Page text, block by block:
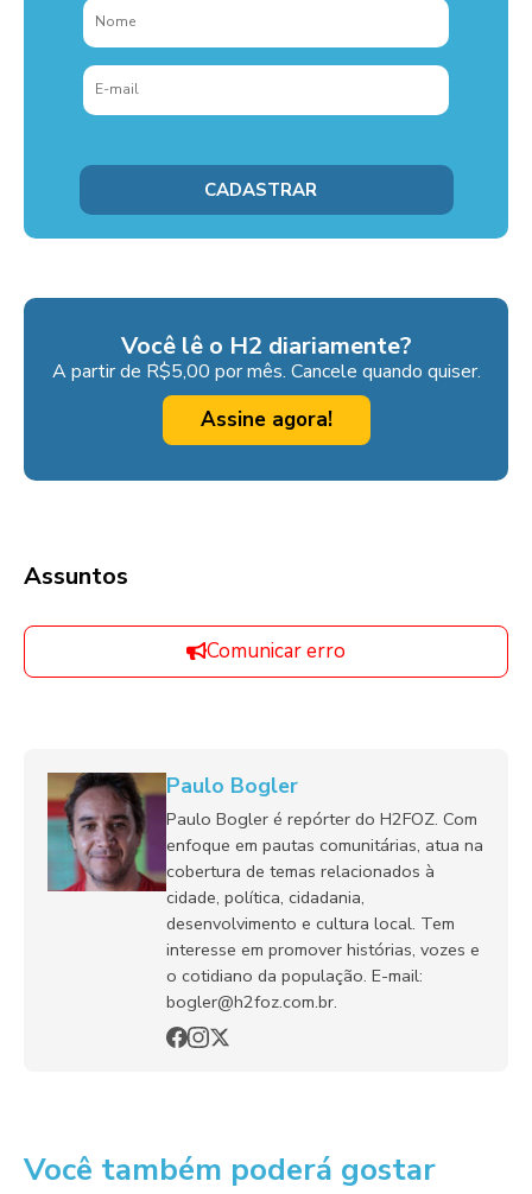
Você lê o H2 diariamente?
A partir de R$5,00 por mês. Cancele quando quiser.
Assine agora!
Assuntos
Comunicar erro
Paulo Bogler
Paulo Bogler é repórter do H2FOZ. Com
enfoque em pautas comunitárias, atua na
cobertura de temas relacionados à
cidade, política, cidadania,
desenvolvimento e cultura local. Tem
interesse em promover histórias, vozes e
o cotidiano da população. E-mail:
bogler@h2foz.com.br.
Você também poderá gostar